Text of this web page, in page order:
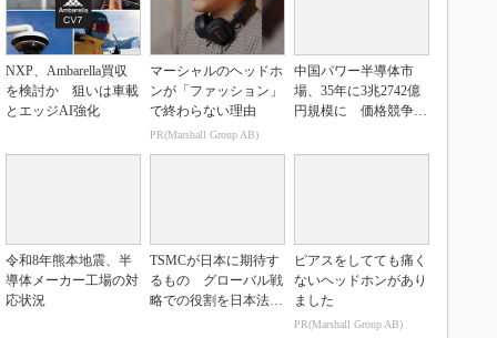
NXP、Ambarella買収
を検討か 狙いは車載
とエッジAI強化
マーシャルのヘッドホ
ンが「ファッション」
で終わらない理由
PR(Marshall Group AB)
中国パワー半導体市
場、35年に3兆2742億
円規模に 価格競争さ
令和8年熊本地震、半
導体メーカー工場の対
応状況
TSMCが日本に期待す
るもの グローバル戦
略での役割を日本法人
ピアスをしてても痛く
ないヘッドホンがあり
ました
PR(Marshall Group AB)